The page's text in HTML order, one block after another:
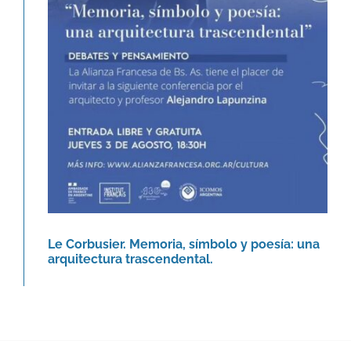
Le Corbusier. Memoria, símbolo y
poesía: una arquitectura
trascendental.
Agenda
Le Corbusier. Memoria, símbolo y poesía: una
arquitectura trascendental.